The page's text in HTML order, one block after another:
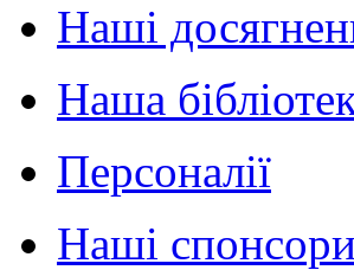
Наші
Наша
Персоналії
Наші спонсори